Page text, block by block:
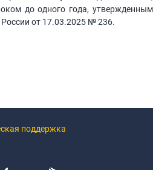
до одного года, утвержденным
от 17.03.2025 № 236.
поддержка